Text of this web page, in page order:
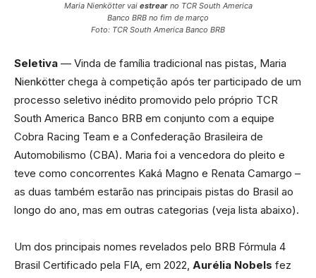
Maria Nienkötter vai estrearno TCR South America
Banco BRB no fim de março
Foto: TCR South America Banco BRB
Seletiva — Vinda de família tradicional nas pistas, Maria
Nienkötter chega à competição após ter participado de um
processo seletivo inédito promovido pelo próprio TCR
South America Banco BRB em conjunto com a equipe
Cobra Racing Team e a Confederação Brasileira de
Automobilismo (CBA). Maria foi a vencedora do pleito e
teve como concorrentes Kaká Magno e Renata Camargo –
as duas também estarão nas principais pistas do Brasil ao
longo do ano, mas em outras categorias (veja lista abaixo).
Um dos principais nomes revelados pelo BRB Fórmula 4
Brasil Certificado pela FIA, em 2022, Aurélia Nobels fez